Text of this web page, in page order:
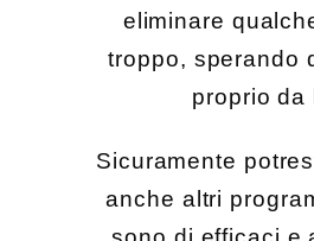
eliminare
troppo, sperando
proprio da
Sicuramente
anche altri